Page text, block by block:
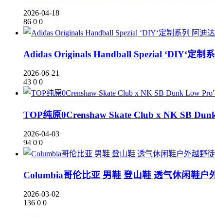
2026-04-18
86 0 0
Adidas Originals Handball Spezial ‘DIY‘定制
2026-06-21
43 0 0
TOP纯原0Crenshaw Skate Club x NK SB
2026-04-03
94 0 0
Columbia哥伦比亚 男鞋 登山鞋 透气休闲鞋户
2026-03-02
136 0 0